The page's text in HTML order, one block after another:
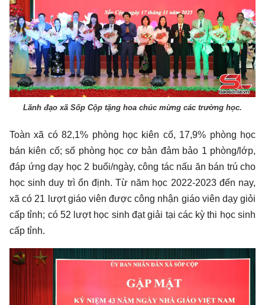
Lãnh đạo xã Sốp Cộp tặng hoa chúc mừng các trường học.
Toàn xã có 82,1% phòng học kiên cố, 17,9% phòng học
bán kiên cố; số phòng học cơ bản đảm bảo 1 phòng/lớp,
đáp ứng dạy học 2 buổi/ngày, công tác nấu ăn bán trú cho
học sinh duy trì ổn định. Từ năm học 2022-2023 đến nay,
xã có 21 lượt giáo viên được công nhận giáo viên dạy giỏi
cấp tỉnh; có 52 lượt học sinh đạt giải tại các kỳ thi học sinh
cấp tỉnh.